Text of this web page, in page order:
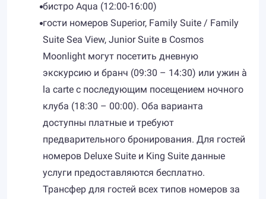
бистро Aqua (12:00-16:00)
гости номеров Superior, Family Suite / Family
Suite Sea View, Junior Suite в Cosmos
Moonlight могут посетить дневную
экскурсию и бранч (09:30 – 14:30) или ужин à
la carte с последующим посещением ночного
клуба (18:30 – 00:00). Оба варианта
доступны платные и требуют
предварительного бронирования. Для гостей
номеров Deluxe Suite и King Suite данные
услуги предоставляются бесплатно.
Трансфер для гостей всех типов номеров за